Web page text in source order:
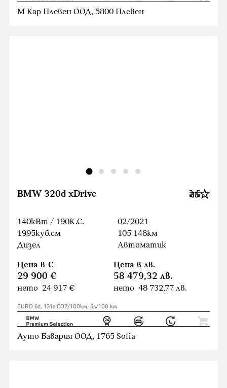
М Кар Плевен ООД, 5800 Плевен
BMW 320d xDrive
140кВт / 190К.С.
1995куб.cм
Дизел
02/2021
105 148км
Автоматик
Цена в €
29 900 €
нето 24 917 €
Цена в лв.
58 479,32 лв.
нето 48 732,77 лв.
EURO 6d, 131г CO2/100км, 5л/100 км
Ауто Бавария ООД, 1765 Sofia